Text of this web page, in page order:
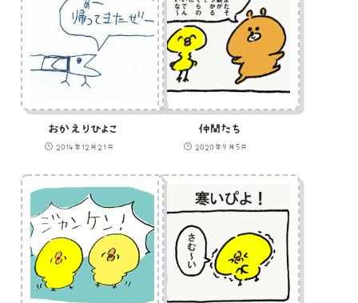
おかえりひよこ
2014年12月21日
仲間たち
2020年9月5日